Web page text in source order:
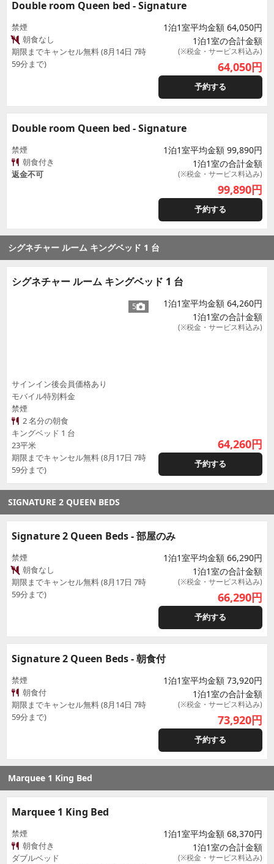
Double room Queen bed - Signature
禁煙
朝食なし
期限までキャンセル無料 (8月14日 7時
59分まで)
1泊1室平均金額 64,050円
1泊1室の合計金額
(※税金・サービス料込み)
64,050円
予約する
Double room Queen bed - Signature
禁煙
朝食付き
返金不可
1泊1室平均金額 99,890円
1泊1室の合計金額
(※税金・サービス料込み)
99,890円
予約する
シグネチャー ルーム キングベッド 1 台
シグネチャー ルーム キングベッド 1 台
5
サインイン後会員価格あり
モバイル特別料金
禁煙
2 名分の朝食
キングベッド 1 台
23平米
期限までキャンセル無料 (8月17日 7時
59分まで)
1泊1室平均金額 64,260円
1泊1室の合計金額
(※税金・サービス料込み)
64,260円
予約する
SIGNATURE 2 QUEEN BEDS
Signature 2 Queen Beds - 部屋のみ
禁煙
朝食なし
期限までキャンセル無料 (8月17日 7時
59分まで)
1泊1室平均金額 66,290円
1泊1室の合計金額
(※税金・サービス料込み)
66,290円
予約する
Signature 2 Queen Beds - 朝食付
禁煙
朝食付
期限までキャンセル無料 (8月14日 7時
59分まで)
1泊1室平均金額 73,920円
1泊1室の合計金額
(※税金・サービス料込み)
73,920円
予約する
Marquee 1 King Bed
Marquee 1 King Bed
禁煙
朝食付き
ダブルベッド
1泊1室平均金額 68,370円
1泊1室の合計金額
(※税金・サービス料込み)